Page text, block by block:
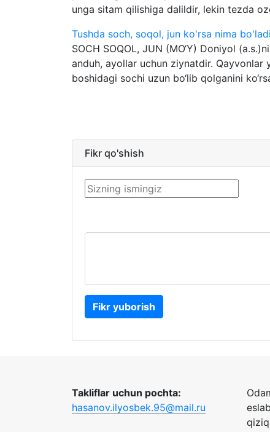
unga sitam qilishiga dalildir, lekin tezda
Tushda soch, soqol, jun ko'rsa nima bo'ladi
SOCH SOQOL, JUN (MO‘Y) Doniyol
anduh, ayollar uchun ziynatdir. Qayvonlar
boshidagi sochi uzun bo‘lib qolganini
Fikr qo'shish
Fikr yuborish
Takliflar uchun pochta:
hasanov.ilyosbek.95@mail.ru